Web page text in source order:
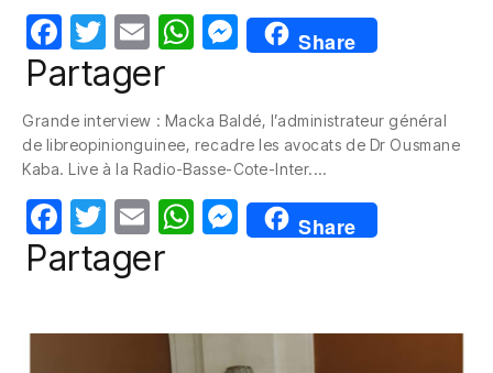
F
a
e
b
o
o
k
T
w
itt
er
E
m
W
s
A
p
p
M
e
e
n
g
er
Share
Partager
Grande interview : Macka Baldé, l’administrateur général
de libreopinionguinee, recadre les avocats de Dr Ousmane
Kaba. Live à la Radio-Basse-Cote-Inter.…
F
a
e
T
w
itt
er
E
m
W
s
A
M
e
e
n
Share
Partager